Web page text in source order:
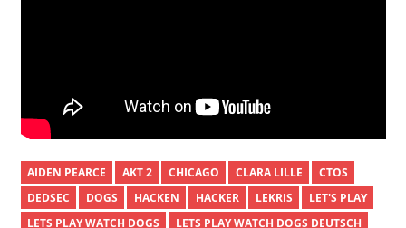
AIDEN PEARCE AKT 2 CHICAGO CLARA LILLE
CTOS
DEDSEC
DOGS HACKEN HACKER LEKRIS
LET'S PLAY
LETS PLAY WATCH DOGS
LETS PLAY WATCH DOGS DEUTSCH